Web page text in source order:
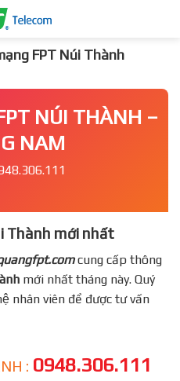
FPT Núi Thành
NÚI THÀNH –
NAM
Thành mới nhất
cung cấp thông
mới nhất tháng này. Quý
nhân viên để được tư vấn
: 0948.306.111